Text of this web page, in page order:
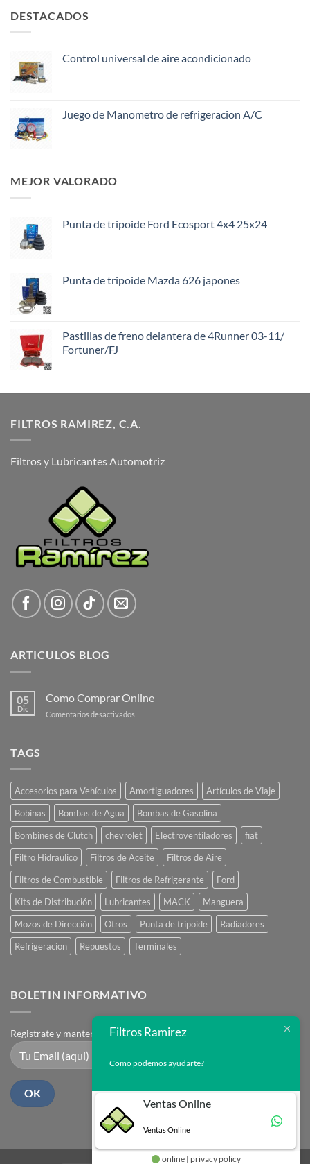
DESTACADOS
Control universal de aire acondicionado
Juego de Manometro de refrigeracion A/C
MEJOR VALORADO
Punta de tripoide Ford Ecosport 4x4 25x24
Punta de tripoide Mazda 626 japones
Pastillas de freno delantera de 4Runner 03-11/
Fortuner/FJ
FILTROS RAMIREZ, C.A.
Filtros y Lubricantes Automotriz
ARTICULOS BLOG
05
Dic
Como Comprar Online
Comentarios desactivados
TAGS
Accesorios para Vehículos Amortiguadores
Artículos de Viaje
Bobinas
Bombas de Agua
Bombas de Gasolina
Bombines de Clutch
chevrolet Electroventiladores
fiat
Filtro Hidraulico
Filtros de Aceite
Filtros de Aire
Filtros de Combustible
Filtros de Refrigerante
Ford
Kits de Distribución
Lubricantes MACK
Manguera
Mozos de Dirección
Otros Punta de tripoide
Radiadores
Refrigeracion
Repuestos Terminales
BOLETIN INFORMATIVO
Registrate y mantente en contacto
Filtros Ramirez
Como podemos ayudarte?
Ventas Online
Ventas Online
online | privacy policy